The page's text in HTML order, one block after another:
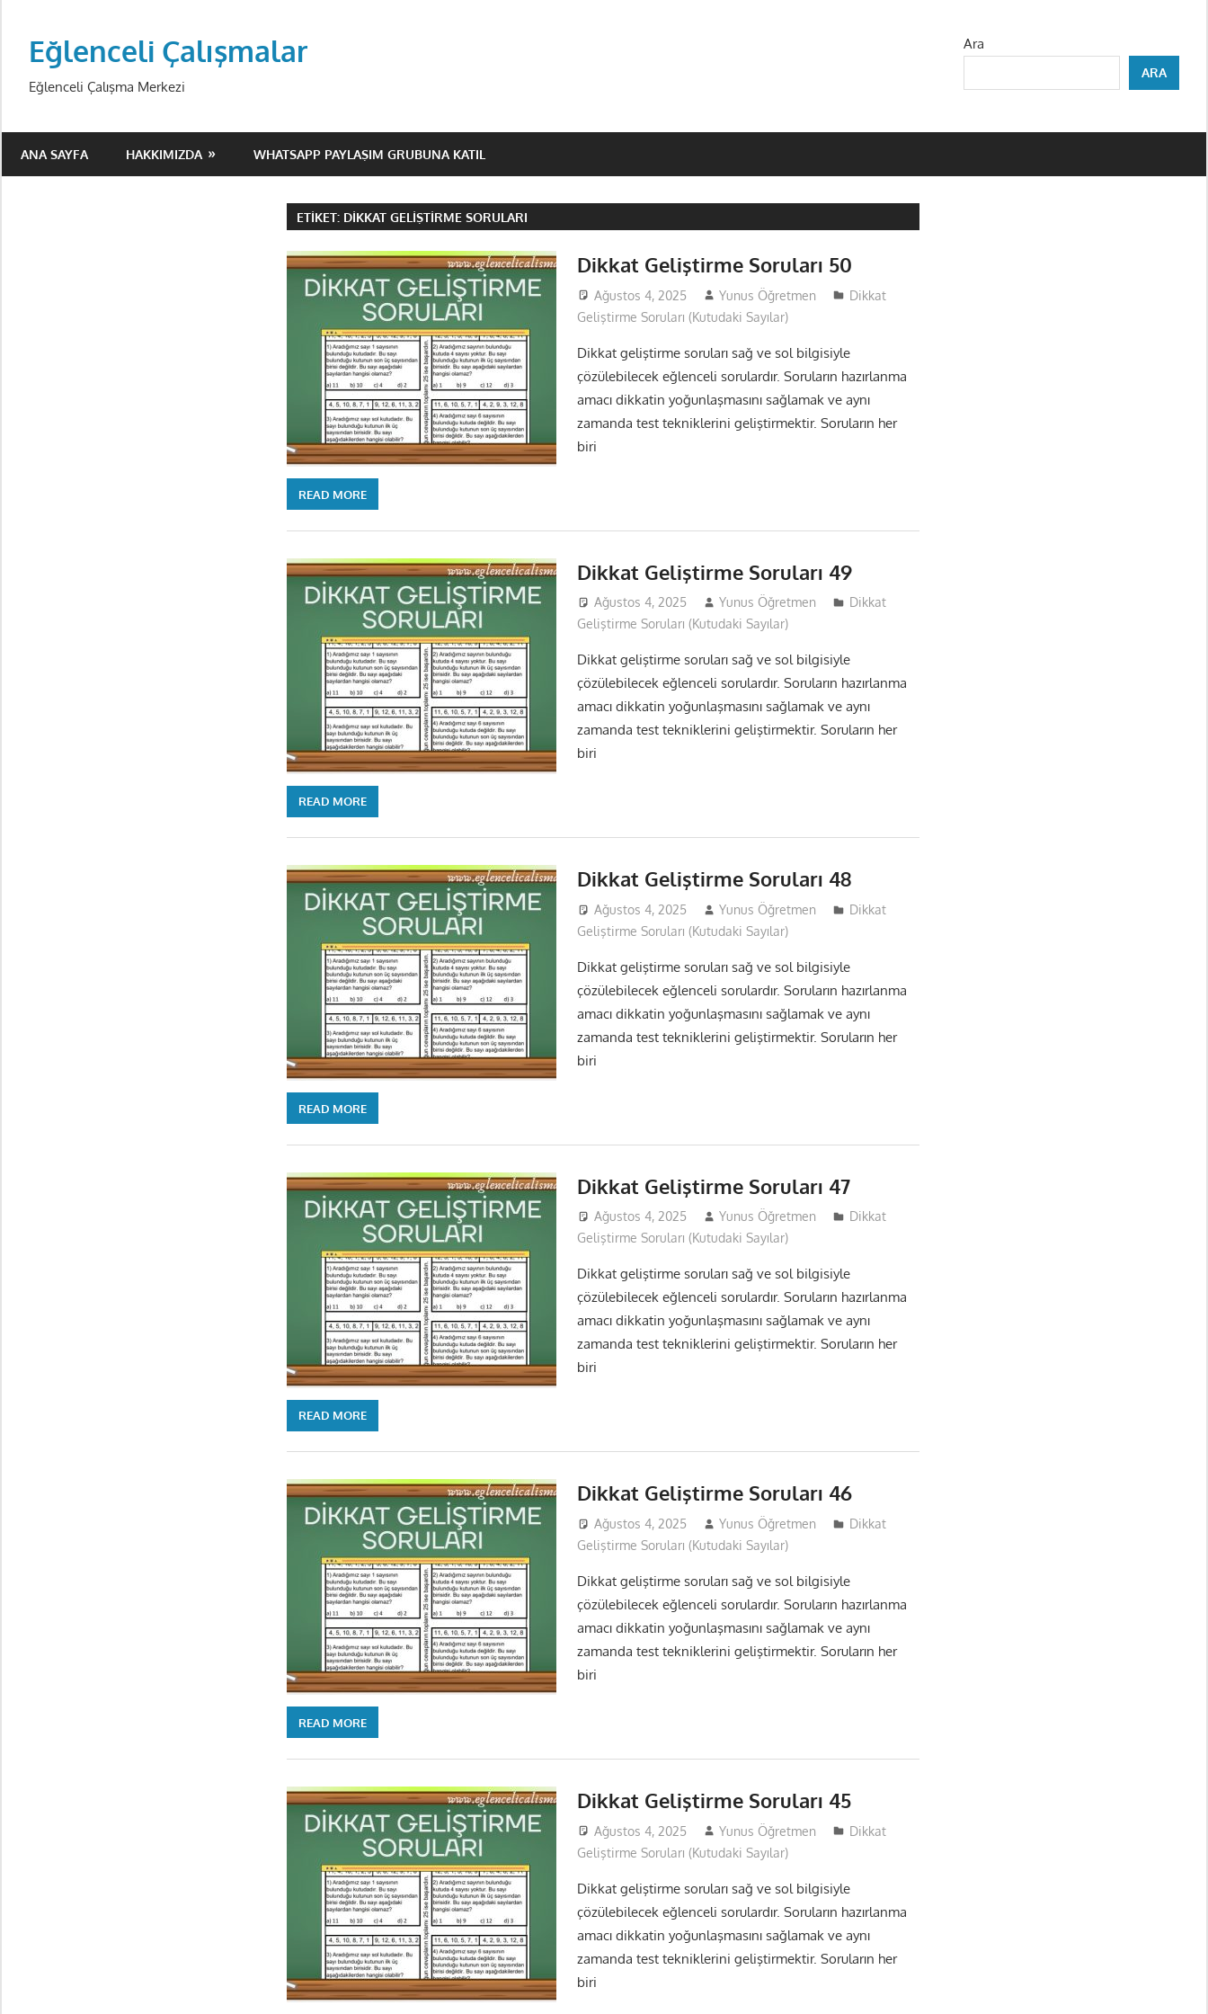
contentEğlenceli Çalışmalar
Eğlenceli Çalışma Merkezi
Ara
ARA
ANA SAYFA HAKKIMIZDA WHATSAPP PAYLAŞIM GRUBUNA KATIL
ETIKET: DIKKAT GELIŞTIRME SORULARI
Dikkat Geliştirme Soruları 50
Ağustos 4, 2025 Yunus Öğretmen
Dikkat
Geliştirme Soruları (Kutudaki Sayılar)
Dikkat geliştirme soruları sağ ve sol bilgisiyle
çözülebilecek eğlenceli sorulardır. Soruların hazırlanma
amacı dikkatin yoğunlaşmasını sağlamak ve aynı
zamanda test tekniklerini geliştirmektir. Soruların her
biri
READ MORE
Dikkat Geliştirme Soruları 49
Ağustos 4, 2025 Yunus Öğretmen
Dikkat
Geliştirme Soruları (Kutudaki Sayılar)
Dikkat geliştirme soruları sağ ve sol bilgisiyle
çözülebilecek eğlenceli sorulardır. Soruların hazırlanma
amacı dikkatin yoğunlaşmasını sağlamak ve aynı
zamanda test tekniklerini geliştirmektir. Soruların her
biri
READ MORE
Dikkat Geliştirme Soruları 48
Ağustos 4, 2025 Yunus Öğretmen
Dikkat
Geliştirme Soruları (Kutudaki Sayılar)
Dikkat geliştirme soruları sağ ve sol bilgisiyle
çözülebilecek eğlenceli sorulardır. Soruların hazırlanma
amacı dikkatin yoğunlaşmasını sağlamak ve aynı
zamanda test tekniklerini geliştirmektir. Soruların her
biri
READ MORE
Dikkat Geliştirme Soruları 47
Ağustos 4, 2025 Yunus Öğretmen
Dikkat
Geliştirme Soruları (Kutudaki Sayılar)
Dikkat geliştirme soruları sağ ve sol bilgisiyle
çözülebilecek eğlenceli sorulardır. Soruların hazırlanma
amacı dikkatin yoğunlaşmasını sağlamak ve aynı
zamanda test tekniklerini geliştirmektir. Soruların her
biri
READ MORE
Dikkat Geliştirme Soruları 46
Ağustos 4, 2025 Yunus Öğretmen
Dikkat
Geliştirme Soruları (Kutudaki Sayılar)
Dikkat geliştirme soruları sağ ve sol bilgisiyle
çözülebilecek eğlenceli sorulardır. Soruların hazırlanma
amacı dikkatin yoğunlaşmasını sağlamak ve aynı
zamanda test tekniklerini geliştirmektir. Soruların her
biri
READ MORE
Dikkat Geliştirme Soruları 45
Ağustos 4, 2025 Yunus Öğretmen
Dikkat
Geliştirme Soruları (Kutudaki Sayılar)
Dikkat geliştirme soruları sağ ve sol bilgisiyle
çözülebilecek eğlenceli sorulardır. Soruların hazırlanma
amacı dikkatin yoğunlaşmasını sağlamak ve aynı
zamanda test tekniklerini geliştirmektir. Soruların her
biri